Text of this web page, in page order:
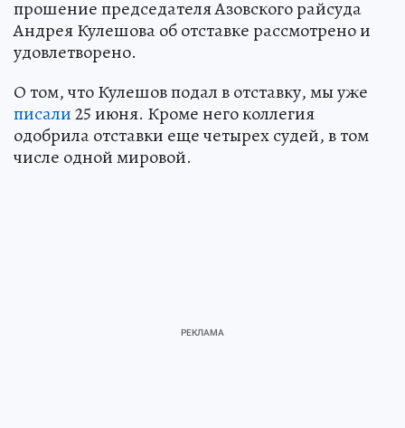
прошение председателя Азовского райсуда
Андрея Кулешова об отставке рассмотрено и
удовлетворено.
О том, что Кулешов подал в отставку, мы уже
писали25 июня. Кроме него коллегия
одобрила отставки еще четырех судей, в том
числе одной мировой.